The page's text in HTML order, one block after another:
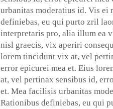
urbanitas moderatius id. Vis ei
definiebas, eu qui purto zril
interpretaris pro, alia illum ea
nisl graecis, vix aperiri
lorem tincidunt vix at, vel
error epicurei mea et. Eius
at, vel pertinax sensibus id,
et. Mea facilisis urbanitas
Rationibus definiebas, eu qui